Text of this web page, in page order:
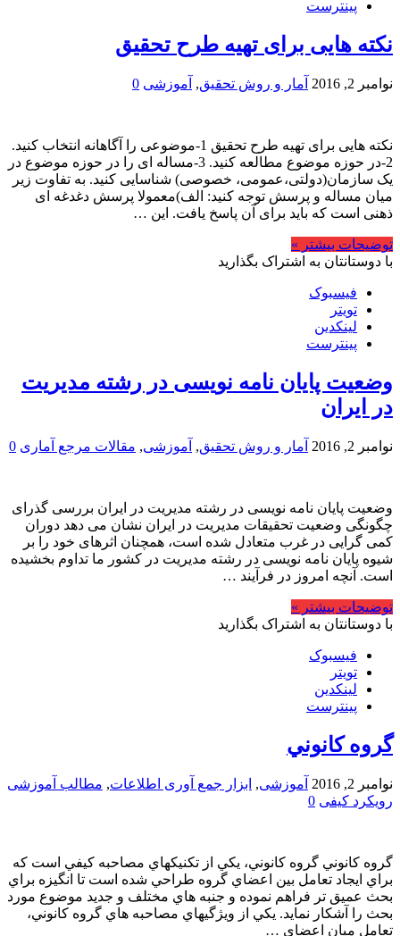
پینترست
نکته هایی برای تهیه طرح تحقیق
نوامبر 2, 2016 آمار و روش تحقیق, آموزشی 0
نکته هایی برای تهیه طرح تحقیق 1-موضوعی را آگاهانه انتخاب کنید.
2-در حوزه موضوع مطالعه کنید. 3-مساله ای را در حوزه موضوع در
یک سازمان(دولتی،عمومی، خصوصی) شناسایی کنید. به تفاوت زیر
میان مساله و پرسش توجه کنید: الف)معمولا پرسش دغدغه ای
ذهنی است که باید برای آن پاسخ یافت. این …
توضیحات بیشتر »
با دوستانتان به اشتراک بگذارید
فیسبوک
تویتر
لینکدین
پینترست
وضعیت پایان نامه نویسی در رشته مدیریت
در ایران
نوامبر 2, 2016 آمار و روش تحقیق, آموزشی, مقالات مرجع آماری 0
وضعیت پایان نامه نویسی در رشته مدیریت در ایران بررسی گذرای
چگونگی وضعیت تحقیقات مدیریت در ایران نشان می دهد دوران
کمی گرایی در غرب متعادل شده است، همچنان اثرهای خود را بر
شیوه پایان نامه نویسی در رشته مدیریت در کشور ما تداوم بخشیده
است. آنچه امروز در فرآیند …
توضیحات بیشتر »
با دوستانتان به اشتراک بگذارید
فیسبوک
تویتر
لینکدین
پینترست
گروه كانوني
نوامبر 2, 2016 آموزشی, ابزار جمع آوری اطلاعات, مطالب آموزشی
رویکرد کیفی 0
گروه كانوني گروه كانوني، يكي از تكنيك­هاي مصاحبه كيفي است كه
براي ايجاد تعامل بين اعضاي گروه طراحي شده است تا انگيزه براي
بحث عميق تر فراهم نموده و جنبه هاي مختلف و جديد موضوع مورد
بحث را آشكار نمايد. يكي از ويژگي­هاي مصاحبه­­ هاي گروه كانوني،
تعامل ميان اعضاي …